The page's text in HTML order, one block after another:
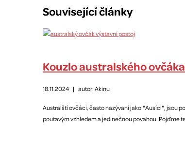
Související články
Kouzlo australského
18.11.2024 | autor: Akinu
Australští ovčáci, často nazývaní jako "Ausíci", jsou
poutavým vzhledem a jedinečnou povahou. Pojďme